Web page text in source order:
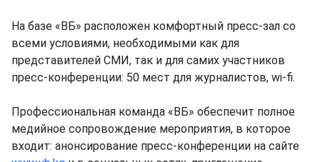
На базе «ВБ» расположен комфортный пресс-зал со
всеми условиями, необходимыми как для
представителей СМИ, так и для самих участников
пресс-конференции: 50 мест для журналистов, wi-fi.
Профессиональная команда «ВБ» обеспечит полное
медийное сопровождение мероприятия, в которое
входит: анонсирование пресс-конференции на сайте